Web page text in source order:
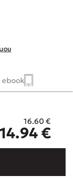
ebook
16.60 €
14.94€